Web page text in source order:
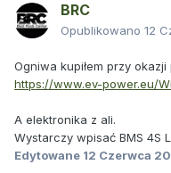
BRC
Opublikowano 12
Ogniwa kupiłem przy okazji
https://www.ev-power.eu/
A elektronika z ali.
Wystarczy wpisać BMS 4S
Edytowane 12 Czerwca